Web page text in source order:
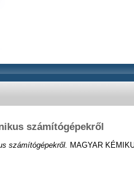
számítógépekről
számítógépekről.
MAGYAR